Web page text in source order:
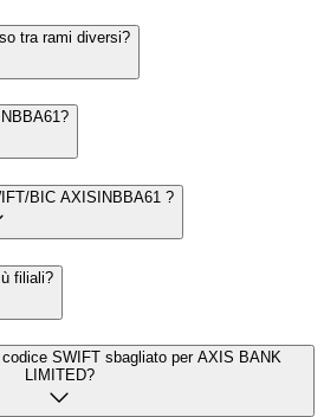
tra rami diversi?
BIC AXISINBBA61 ?
filiali?
SWIFT sbagliato per AXIS BANK
LIMITED?